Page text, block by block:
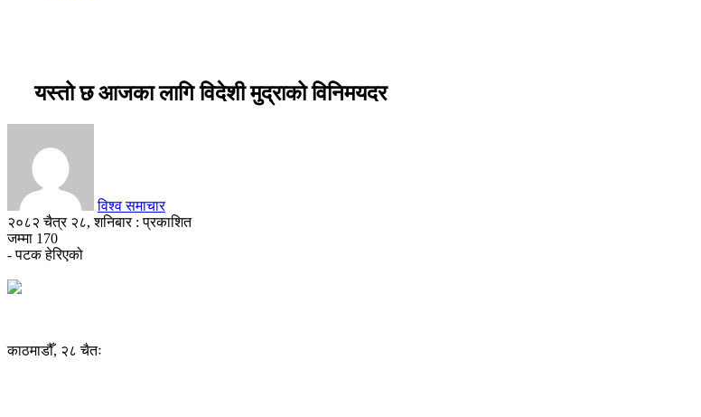
यस्तो छ आजका लागि विदेशी मुद्राको विनिमयदर
विश्व समाचार
२०८२ चैत्र २८, शनिबार : प्रकाशित
जम्मा 170
- पटक हेरिएको
काठमाडौँ, २८ चैतः